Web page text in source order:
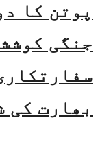
پوتن کا
جنگی
بھارت کی